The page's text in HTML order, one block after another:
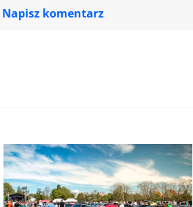
Napisz komentarz